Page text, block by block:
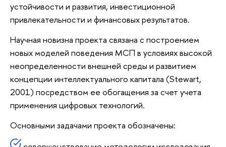
устойчивости и развития, инвестиционной
привлекательности и финансовых результатов.
Научная новизна проекта связана с построением
новых моделей поведения МСП в условиях высокой
неопределенности внешней среды и развитием
концепции интеллектуального капитала (Stewart,
2001) посредством ее обогащения за счет учета
применения цифровых технологий.
Основными задачами проекта обозначены: